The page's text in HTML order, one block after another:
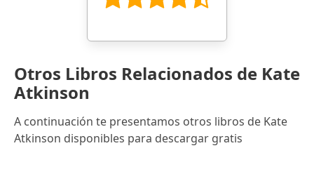
Otros Libros Relacionados de Kate
Atkinson
A continuación te presentamos otros libros de Kate
Atkinson disponibles para descargar gratis